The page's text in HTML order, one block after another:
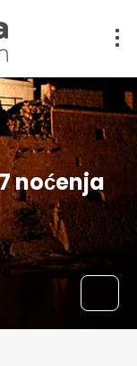
noćenja